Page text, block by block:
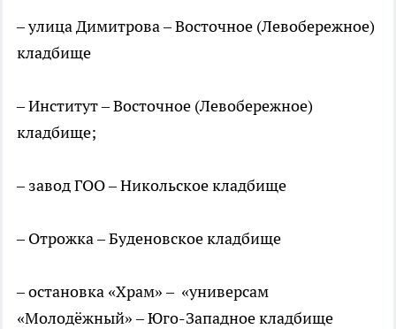
– улица Димитрова – Восточное (Левобережное)
кладбище
– Институт – Восточное (Левобережное)
кладбище;
– завод ГОО – Никольское кладбище
– Отрожка – Буденовское кладбище
– остановка «Храм» – «универсам
«Молодёжный» – Юго-Западное кладбище